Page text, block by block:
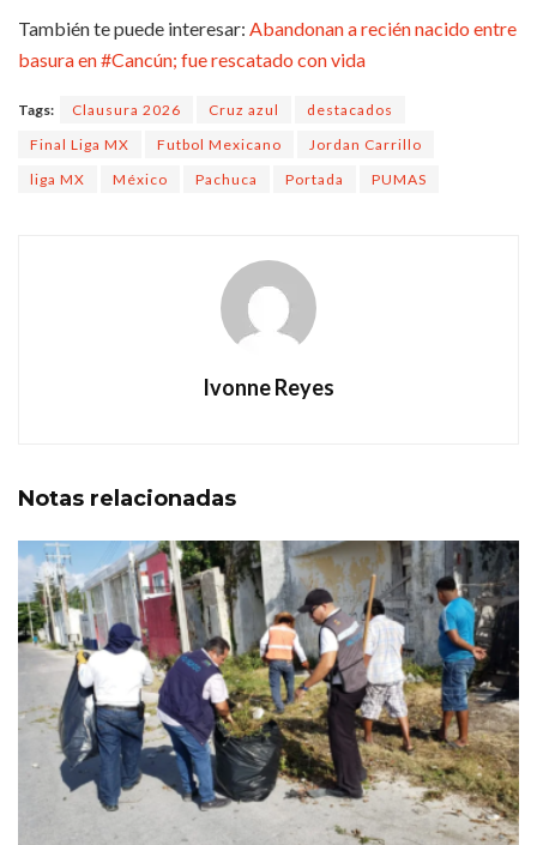
También te puede interesar: Abandonan a recién nacido entre
basura en #Cancún; fue rescatado con vida
Tags: Clausura 2026 Cruz azul
destacados
Final Liga MX
Futbol Mexicano
Jordan Carrillo
liga MX
México Pachuca Portada PUMAS
Ivonne Reyes
Notas relacionadas